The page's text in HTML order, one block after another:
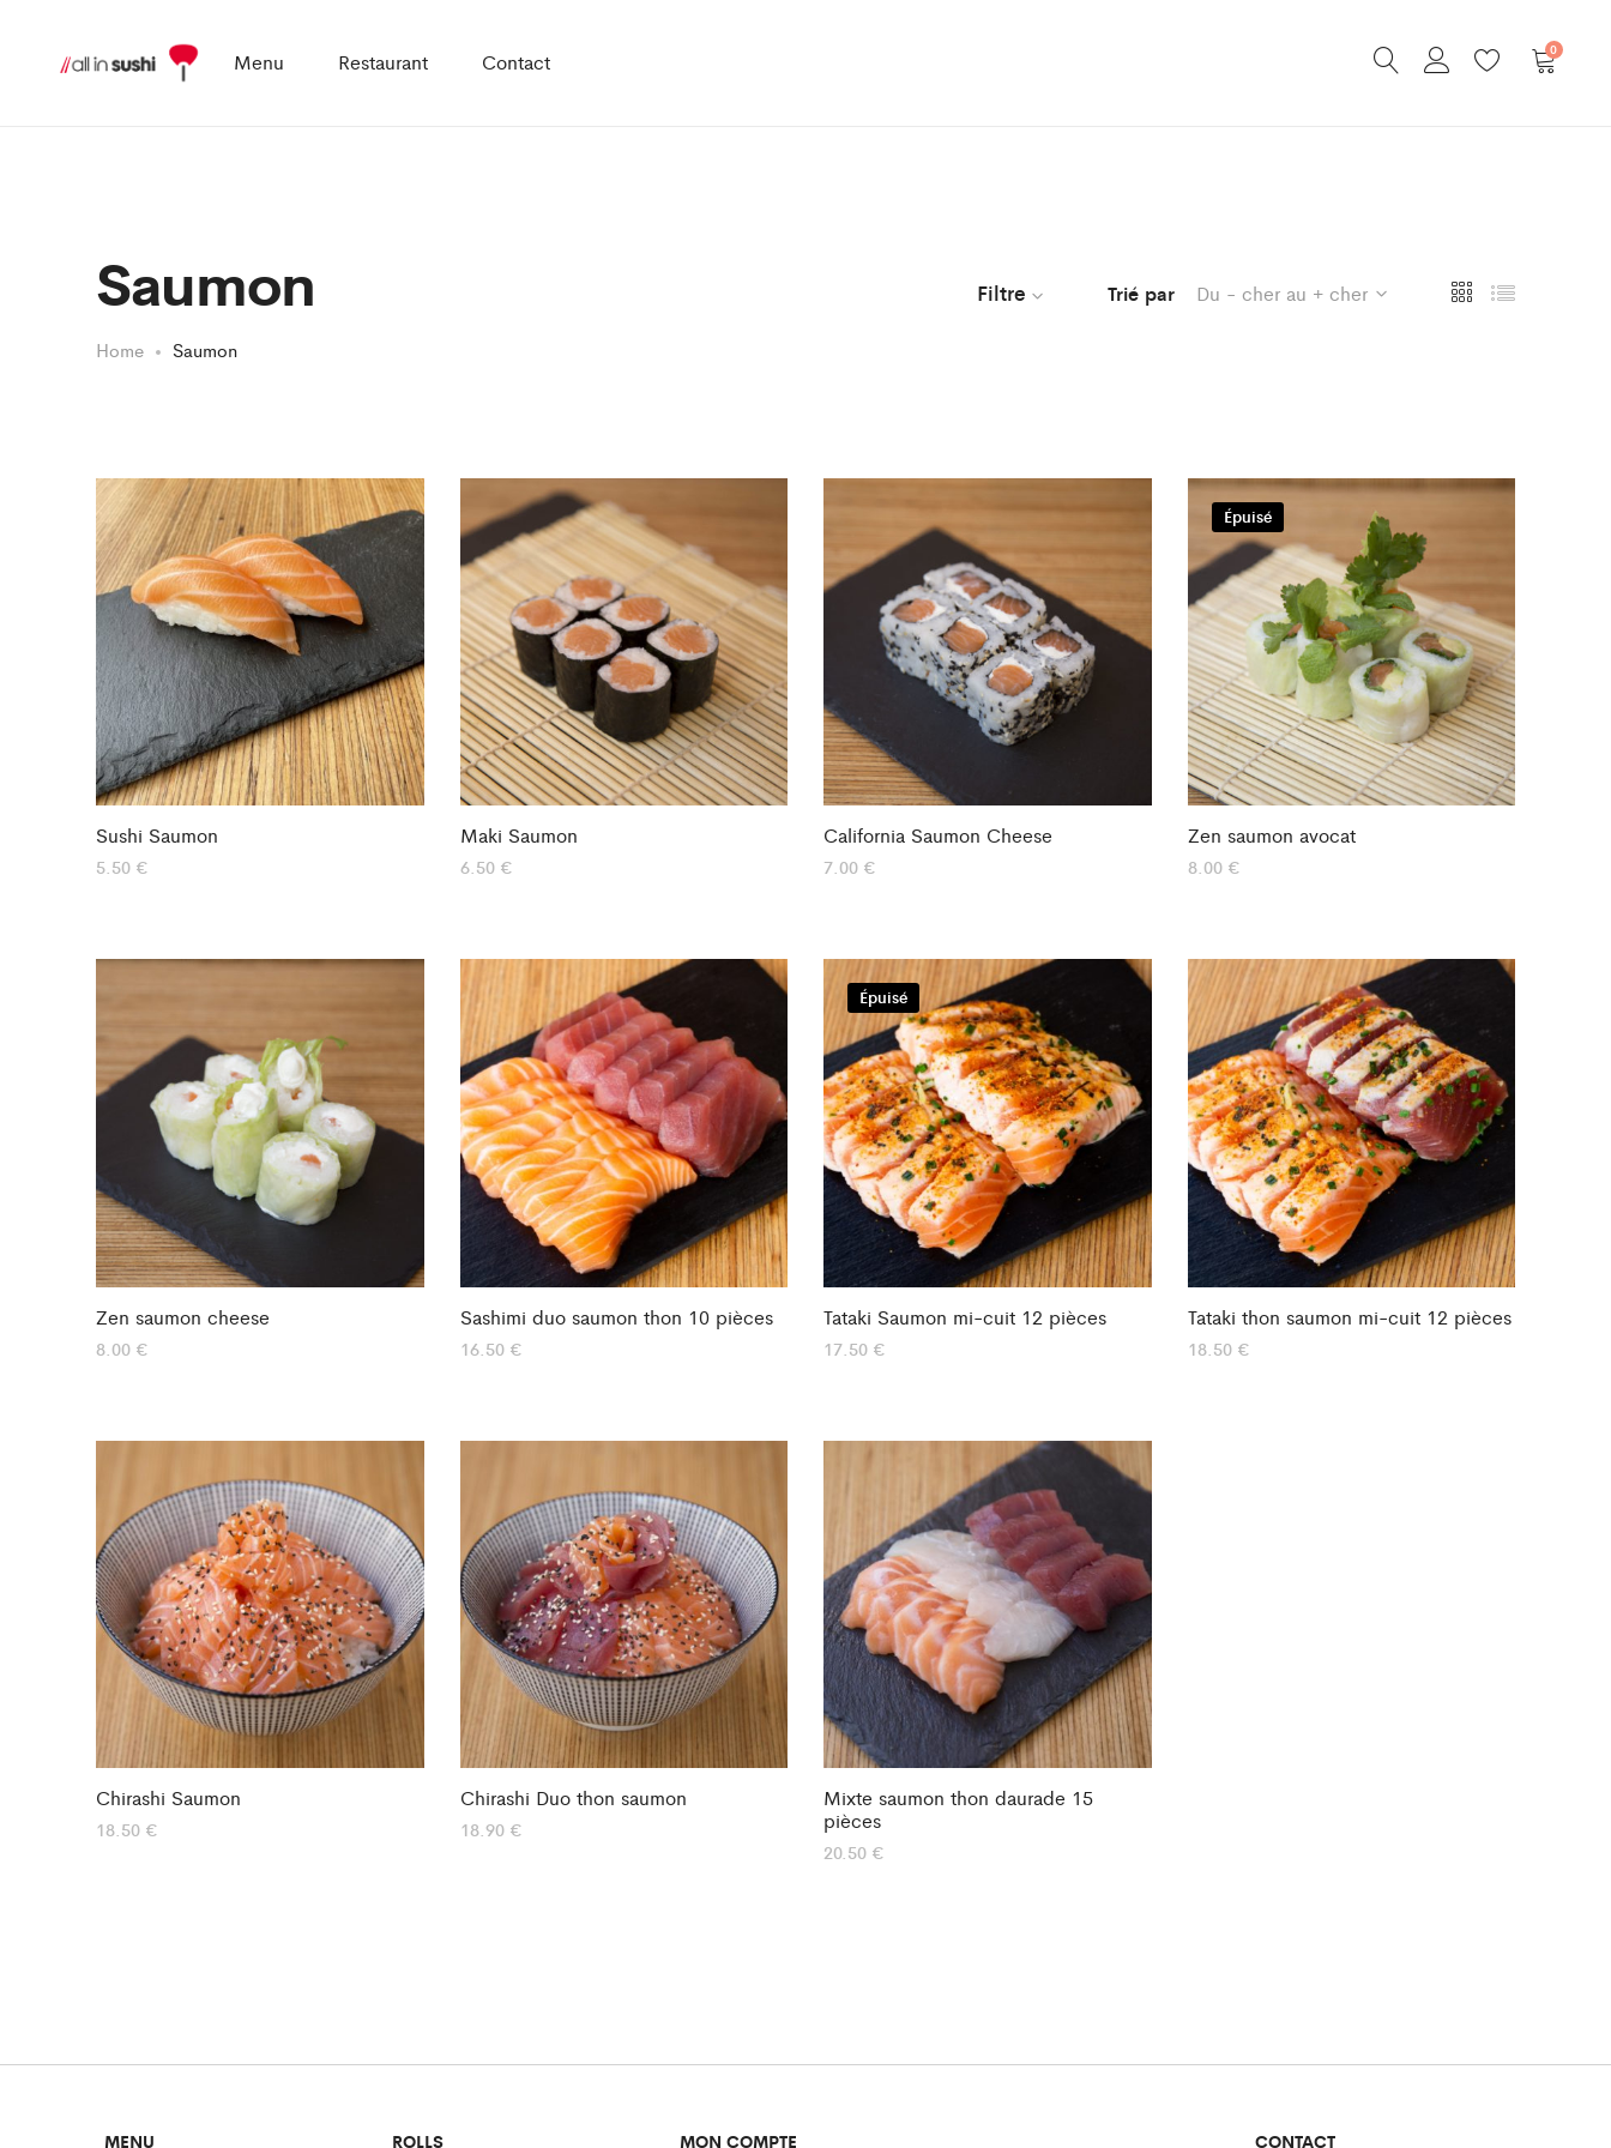
Menu Restaurant Contact 0
Saumon
Home Saumon
Filtre Trié par Du - cher au + cher
Sushi Saumon
5.50 €
Maki Saumon
6.50 €
California Saumon Cheese
7.00 €
Épuisé
Zen saumon avocat
8.00 €
Zen saumon cheese
8.00 €
Sashimi duo saumon thon 10 pièces
16.50 €
Épuisé
Tataki Saumon mi-cuit 12 pièces
17.50 €
Tataki thon saumon mi-cuit 12 pièces
18.50 €
Chirashi Saumon
18.50 €
Chirashi Duo thon saumon
18.90 €
Mixte saumon thon daurade 15
pièces
20.50 €
MENU ROLLS MON COMPTE CONTACT